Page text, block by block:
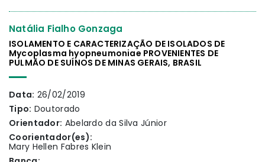
Natália Fialho Gonzaga
ISOLAMENTO E CARACTERIZAÇÃO DE ISOLADOS DE
Mycoplasma hyopneumoniae PROVENIENTES DE
PULMÃO DE SUÍNOS DE MINAS GERAIS, BRASIL
Data: 26/02/2019
Tipo: Doutorado
Orientador: Abelardo da Silva Júnior
Coorientador(es):
Mary Hellen Fabres Klein